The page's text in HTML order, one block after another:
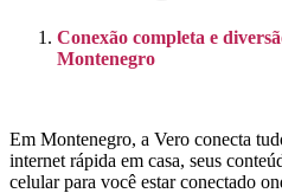
Conexão completa e
Montenegro
Em Montenegro, a Vero conecta
internet rápida em casa, seus
celular para você estar conectado